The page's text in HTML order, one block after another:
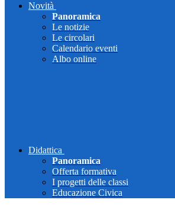
Novità
Panoramica
Le notizie
Le circolari
Calendario eventi
Albo online
Didattica
Panoramica
Offerta formativa
I progetti delle classi
Educazione Civica